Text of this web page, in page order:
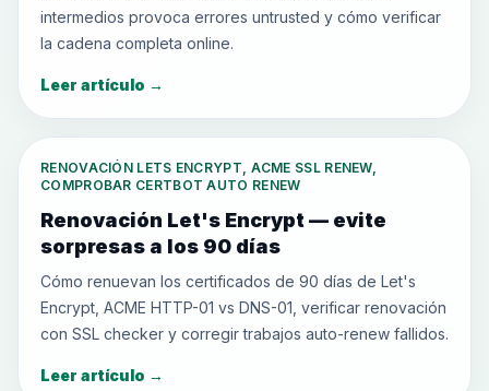
intermedios provoca errores untrusted y cómo verificar
la cadena completa online.
Leer artículo →
RENOVACIÓN LETS ENCRYPT, ACME SSL RENEW,
COMPROBAR CERTBOT AUTO RENEW
Renovación Let's Encrypt — evite
sorpresas a los 90 días
Cómo renuevan los certificados de 90 días de Let's
Encrypt, ACME HTTP-01 vs DNS-01, verificar renovación
con SSL checker y corregir trabajos auto-renew fallidos.
Leer artículo →